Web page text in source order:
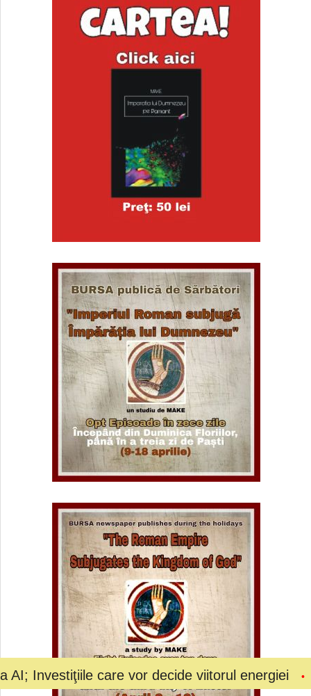
care vor decide viitorul energiei Bolojan a